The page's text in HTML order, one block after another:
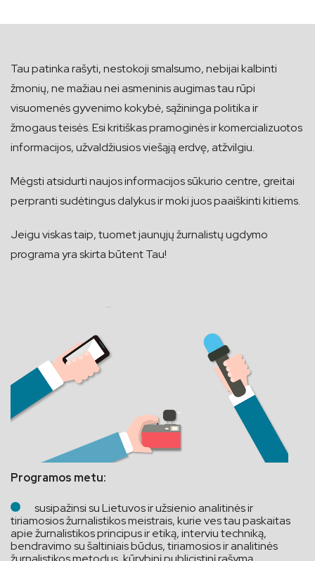
Tau patinka rašyti, nestokoji smalsumo, nebijai kalbinti
žmonių, ne mažiau nei asmeninis augimas tau rūpi
visuomenės gyvenimo kokybė, sąžininga politika ir
žmogaus teisės. Esi kritiškas pramoginės ir komercializuotos
informacijos, užvaldžiusios viešąją erdvę, atžvilgiu.
Mėgsti atsidurti naujos informacijos sūkurio centre, greitai
perpranti sudėtingus dalykus ir moki juos paaiškinti kitiems.
Jeigu viskas taip, tuomet jaunųjų žurnalistų ugdymo
programa yra skirta būtent Tau!
Programos metu:
susipažinsi su Lietuvos ir užsienio analitinės ir
tiriamosios žurnalistikos meistrais, kurie ves tau paskaitas
apie žurnalistikos principus ir etiką, interviu techniką,
bendravimo su šaltiniais būdus, tiriamosios ir analitinės